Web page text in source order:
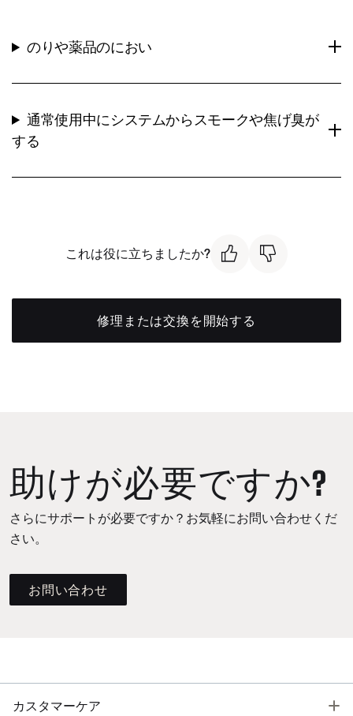
のりや薬品のにおい
通常使用中にシステムからスモークや焦げ臭が
する
これは役に立ちましたか?
修理または交換を開始する
助けが必要ですか?
さらにサポートが必要ですか？お気軽にお問い合わせくだ
さい。
お問い合わせ
カスタマーケア